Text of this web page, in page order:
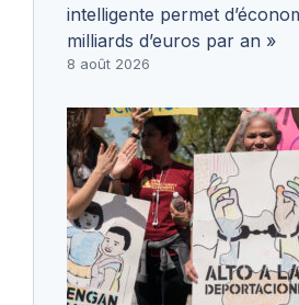
intelligente permet
milliards d’euros par an »
8 août 2026